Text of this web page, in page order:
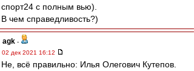
спорт24 с полным вью).
В чем справедливость?)
agk -
02 дек 2021 16:12
Не, всё правильно: Илья Олегович Кутепов.